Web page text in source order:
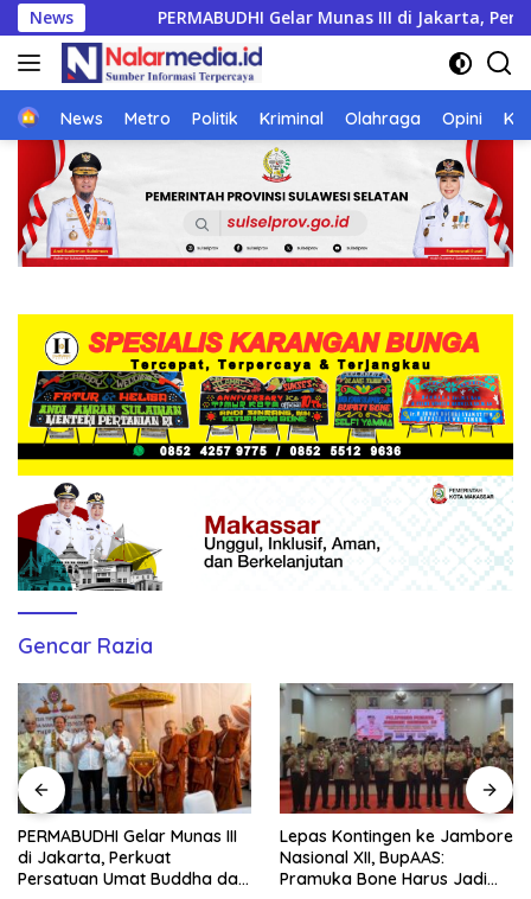
Langsung
ke
konten
News
Munas III di Jakarta, Perkuat Persatuan Umat Buddha dan
Home
News Metro Politik Kriminal Olahraga Opini
Gencar Razia
Lepas Kontingen ke Jambore
Nasional XII, BupAAS:
Pramuka Bone Harus Jadi
Nakhoda Baru PWI Sulsel
Transformasi Besar, Suwardi
Thahir Fokus Tingkatkan